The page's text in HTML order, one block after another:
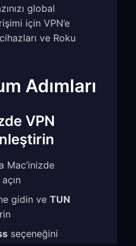
global
için VPN’e
ve Roku
Adımları
VPN
Mac’inizde
açın
gidin ve TUN
seçeneğini